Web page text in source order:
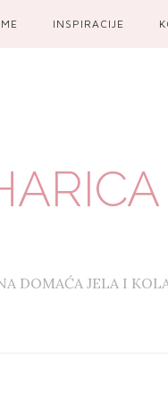
INSPIRACIJE
DOMAĆA JELA I